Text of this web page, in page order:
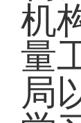
机
量
局